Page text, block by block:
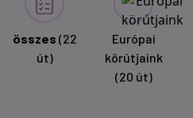
összes (22
út)
Európai
körútjaink
(20 út)